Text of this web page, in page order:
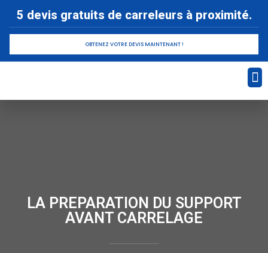
5 devis gratuits de carreleurs à proximité.
OBTENEZ VOTRE DEVIS MAINTENANT !
LA PREPARATION DU SUPPORT
AVANT CARRELAGE